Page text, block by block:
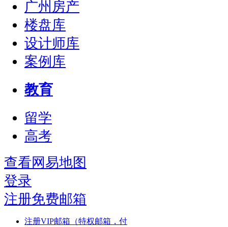
广州房产
楼盘库
设计师库
案例库
教育
留学
高考
查看网易地图
登录
注册免费邮箱
注册VIP邮箱（特权邮箱，付